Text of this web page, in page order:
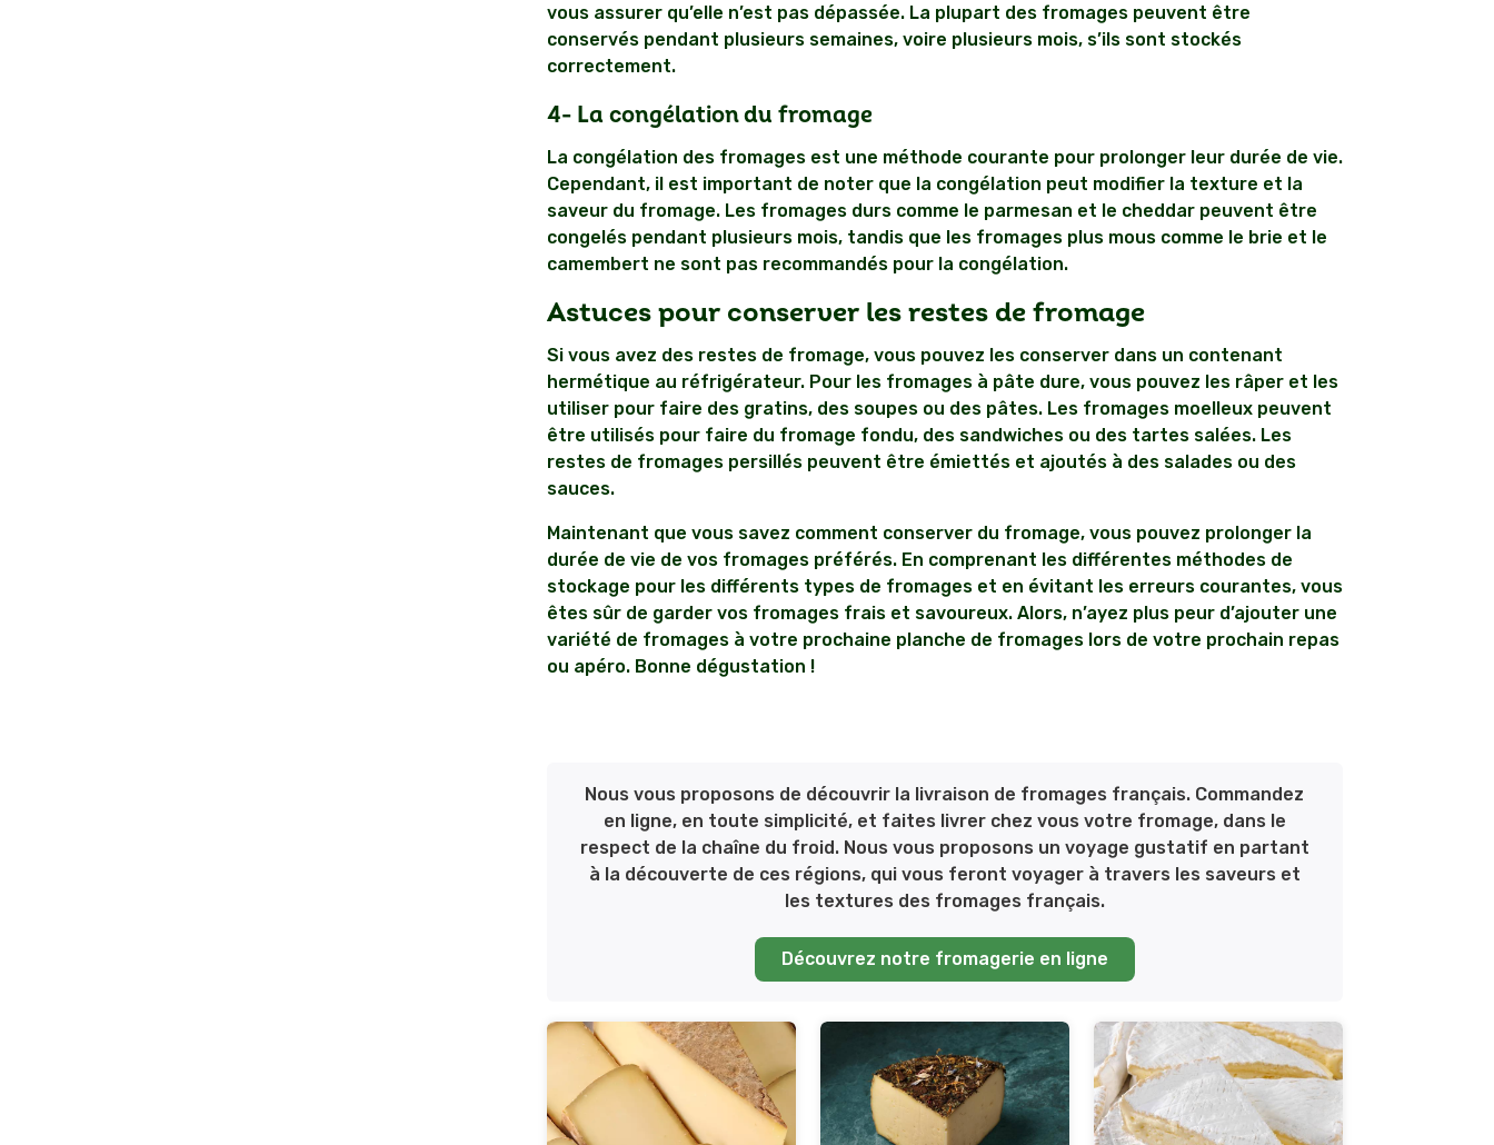
vous assurer qu’elle n’est pas dépassée. La plupart des fromages peuvent être
conservés pendant plusieurs semaines, voire plusieurs mois, s’ils sont stockés
correctement.
4- La congélation du fromage
La congélation des fromages est une méthode courante pour prolonger leur durée de vie.
Cependant, il est important de noter que la congélation peut modifier la texture et la
saveur du fromage. Les fromages durs comme le parmesan et le cheddar peuvent être
congelés pendant plusieurs mois, tandis que les fromages plus mous comme le brie et le
camembert ne sont pas recommandés pour la congélation.
Astuces pour conserver les restes de fromage
Si vous avez des restes de fromage, vous pouvez les conserver dans un contenant
hermétique au réfrigérateur. Pour les fromages à pâte dure, vous pouvez les râper et les
utiliser pour faire des gratins, des soupes ou des pâtes. Les fromages moelleux peuvent
être utilisés pour faire du fromage fondu, des sandwiches ou des tartes salées. Les
restes de fromages persillés peuvent être émiettés et ajoutés à des salades ou des
sauces.
Maintenant que vous savez comment conserver du fromage, vous pouvez prolonger la
durée de vie de vos fromages préférés. En comprenant les différentes méthodes de
stockage pour les différents types de fromages et en évitant les erreurs courantes, vous
êtes sûr de garder vos fromages frais et savoureux. Alors, n’ayez plus peur d’ajouter une
variété de fromages à votre prochaine planche de fromages lors de votre prochain repas
ou apéro. Bonne dégustation !
Nous vous proposons de découvrir la livraison de fromages français. Commandez
en ligne, en toute simplicité, et faites livrer chez vous votre fromage, dans le
respect de la chaîne du froid. Nous vous proposons un voyage gustatif en partant
à la découverte de ces régions, qui vous feront voyager à travers les saveurs et
les textures des fromages français.
Découvrez notre fromagerie en ligne